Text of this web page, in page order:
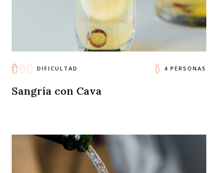
DIFICULTAD 4 PERSONAS
Sangría con Cava